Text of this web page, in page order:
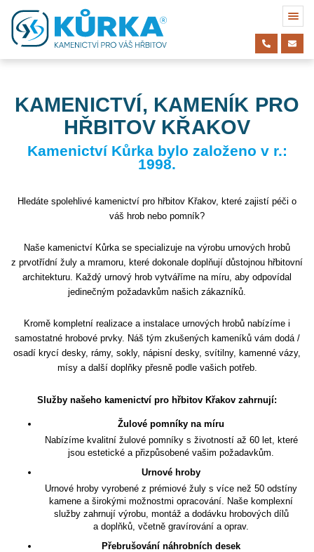
KAMENICTVÍ, KAMENÍK PRO
HŘBITOV KŘAKOV
Kamenictví Kůrka bylo založeno v r.:
1998.
Hledáte spolehlivé kamenictví pro hřbitov Křakov, které zajistí péči o
váš hrob nebo pomník?
Naše kamenictví Kůrka se specializuje na výrobu urnových hrobů
z prvotřídní žuly a mramoru, které dokonale doplňují důstojnou hřbitovní
architekturu. Každý urnový hrob vytváříme na míru, aby odpovídal
jedinečným požadavkům našich zákazníků.
Kromě kompletní realizace a instalace urnových hrobů nabízíme i
samostatné hrobové prvky. Náš tým zkušených kameníků vám dodá /
osadí krycí desky, rámy, sokly, nápisní desky, svítilny, kamenné vázy,
mísy a další doplňky přesně podle vašich potřeb.
Služby našeho kamenictví pro hřbitov Křakov zahrnují:
Žulové pomníky na míru
Nabízíme kvalitní žulové pomníky s životností až 60 let, které
jsou estetické a přizpůsobené vašim požadavkům.
Urnové hroby
Urnové hroby vyrobené z prémiové žuly s více než 50 odstíny
kamene a širokými možnostmi opracování. Naše komplexní
služby zahrnují výrobu, montáž a dodávku hrobových dílů
a doplňků, včetně gravírování a oprav.
Přebrušování náhrobních desek